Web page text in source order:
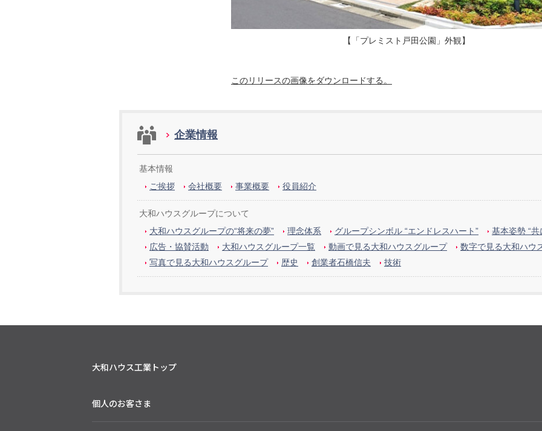
【「プレミスト戸田公園」外観】
このリリースの画像をダウンロードする。
企業情報
基本情報
ご挨拶
会社概要 事業概要 役員紹介
大和ハウスグループについて
大和ハウスグループの“将来の夢”
理念体系 グループシンボル “エンドレスハート”
基本姿勢 “
広告・協賛活動
大和ハウスグループ一覧 動画で見る大和ハウスグループ
数字で見る大和ハウ
写真で見る大和ハウスグループ
歴史 創業者石橋信夫 技術
大和ハウス工業トップ
個人のお客さま